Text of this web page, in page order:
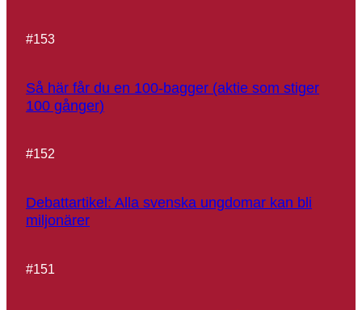
#153
Så här får du en 100-bagger (aktie som stiger
100 gånger)
#152
Debattartikel: Alla svenska ungdomar kan bli
miljonärer
#151